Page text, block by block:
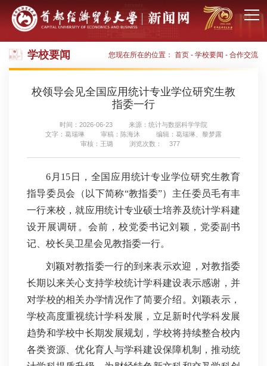
学校要闻 您现在所在的位置： 首页 - 学校要闻 - 合作交流
校领导会见全国应用统计专业学位研究生教
指委一行
时间：2026-06-23
来源：统计与数据科学学院
文字：葛瑞琳
审稿：陈海沐
编辑：葛瑞琳、黎梦露
审核：王璐
浏览次数： 377
6月15日，全国应用统计专业学位研究生教育
指导委员会（以下简称“教指委”）主任委员毛有丰
一行来校，就应用统计专业硕士培养及统计学科建
设开展调研。会前，校党委书记刘颖，党委副书
记、校长吴卫星会见教指委一行。
刘颖对教指委一行的到来表示欢迎，对教指委
长期以来关心支持学校统计学科建设表示感谢，并
对学校的相关办学情况作了简要介绍。刘颖表示，
学校高度重视统计学科发展，立足新时代学科发展
趋势和学校中长期发展规划，学校将持续整合校内
各类资源、优化育人与学科建设保障机制，推动统